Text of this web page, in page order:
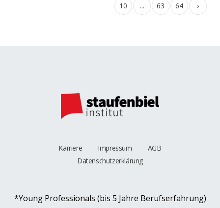
10
... 63 64 ›
Karriere Impressum
AGB
Datenschutzerklärung
*Young Professionals (bis 5 Jahre Berufserfahrung)